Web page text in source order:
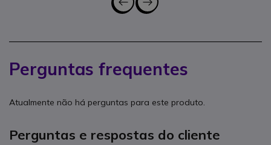
Perguntas frequentes
Atualmente não há perguntas para este produto.
Perguntas e respostas do cliente